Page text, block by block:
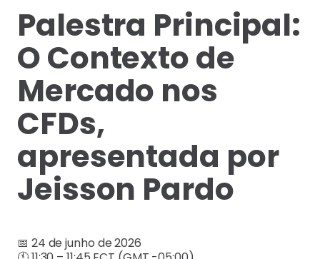
Palestra Principal:
O Contexto de
Mercado nos
CFDs,
apresentada por
Jeisson Pardo
📅 24 de junho de 2026